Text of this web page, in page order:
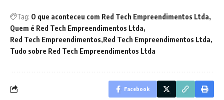
Tag: O que aconteceu com Red Tech Empreendimentos Ltda
Quem é Red Tech Empreendimentos Ltda
Red Tech Empreendimentos Red Tech Empreendimentos Ltda
Tudo sobre Red Tech Empreendimentos Ltda
Facebook